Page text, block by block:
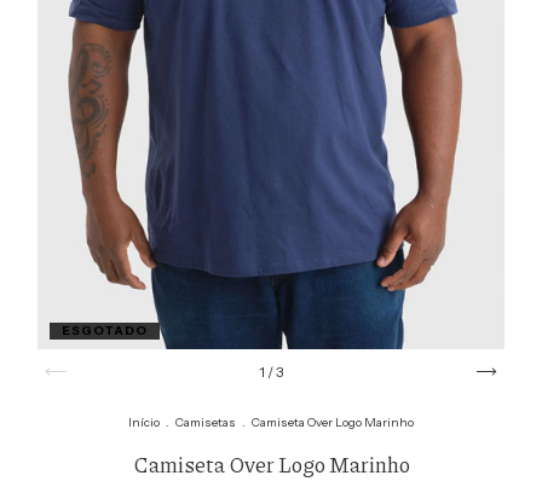
ESGOTADO
1 /3
Início . Camisetas . Camiseta Over Logo Marinho
Camiseta Over Logo Marinho